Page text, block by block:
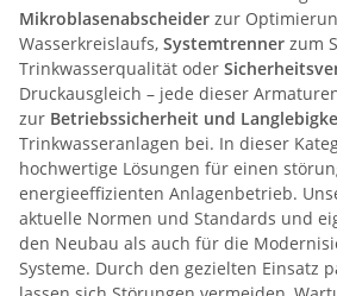
Mikroblasenabscheider zur
Wasserkreislaufs, Systemtrenner zum
Trinkwasserqualität oder
Druckausgleich – jede dieser
zur Betriebssicherheit und
Trinkwasseranlagen bei. In dieser
hochwertige Lösungen für einen
energieeffizienten Anlagenbetrieb.
aktuelle Normen und Standards und
den Neubau als auch für die
Systeme. Durch den gezielten Einsatz